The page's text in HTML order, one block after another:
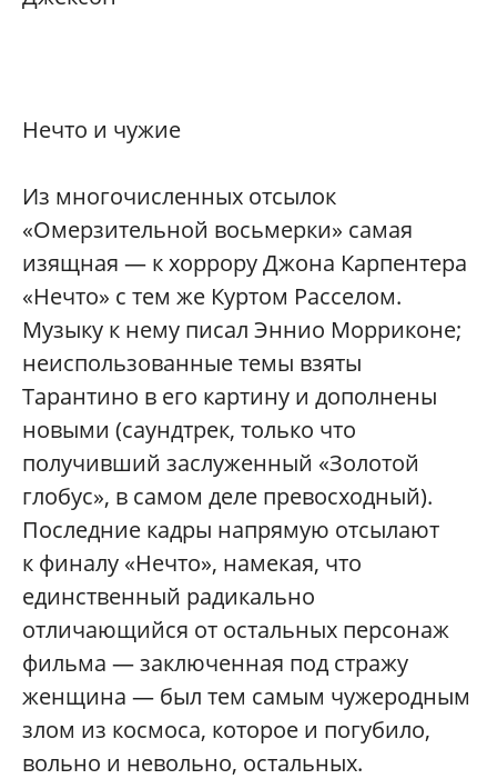
Нечто и чужие
Из многочисленных отсылок
«Омерзительной восьмерки» самая
изящная — к хоррору Джона Карпентера
«Нечто» с тем же Куртом Расселом.
Музыку к нему писал Эннио Морриконе;
неиспользованные темы взяты
Тарантино в его картину и дополнены
новыми (саундтрек, только что
получивший заслуженный «Золотой
глобус», в самом деле превосходный).
Последние кадры напрямую отсылают
к финалу «Нечто», намекая, что
единственный радикально
отличающийся от остальных персонаж
фильма — заключенная под стражу
женщина — был тем самым чужеродным
злом из космоса, которое и погубило,
вольно и невольно, остальных.